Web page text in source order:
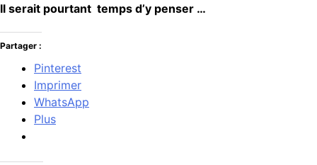
Il serait pourtant temps d’y penser …
Partager :
Pinterest
Imprimer
WhatsApp
Plus